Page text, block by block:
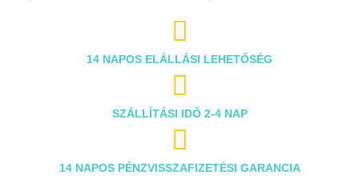

14 NAPOS ELÁLLÁSI LEHETŐSÉG

SZÁLLÍTÁSI IDŐ 2-4 NAP

14 NAPOS PÉNZVISSZAFIZETÉSI GARANCIA